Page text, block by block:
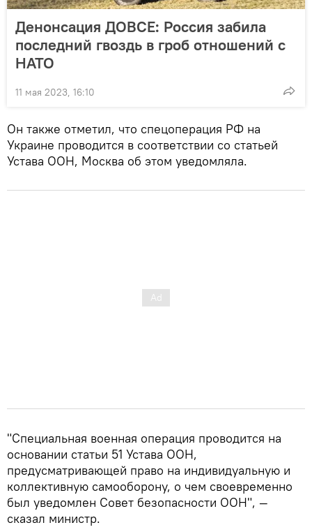
Денонсация ДОВСЕ: Россия забила
последний гвоздь в гроб отношений с
НАТО
11 мая 2023, 16:10
Он также отметил, что спецоперация РФ на
Украине проводится в соответствии со статьей
Устава ООН, Москва об этом уведомляла.
"Специальная военная операция проводится на
основании статьи 51 Устава ООН,
предусматривающей право на индивидуальную и
коллективную самооборону, о чем своевременно
был уведомлен Совет безопасности ООН", —
сказал министр.